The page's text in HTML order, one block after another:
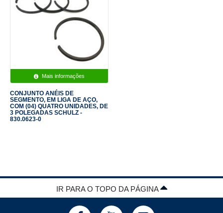
Mais informações
CONJUNTO ANÉIS DE
SEGMENTO, EM LIGA DE AÇO,
COM (04) QUATRO UNIDADES, DE
3 POLEGADAS SCHULZ -
830.0623-0
IR PARA O TOPO DA PÁGINA